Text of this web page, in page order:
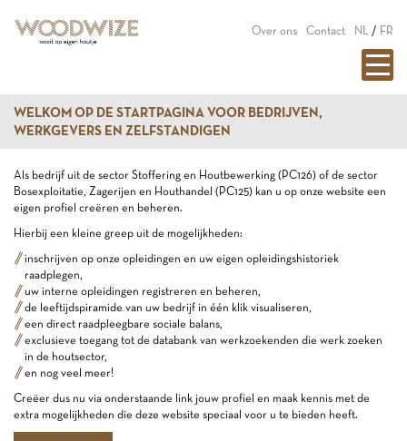
Over ons Contact NL / FR
WELKOM OP DE STARTPAGINA VOOR BEDRIJVEN,
WERKGEVERS EN ZELFSTANDIGEN
Als bedrijf uit de sector Stoffering en Houtbewerking (PC126) of de sector
Bosexploitatie, Zagerijen en Houthandel (PC125) kan u op onze website een
eigen profiel creëren en beheren.
Hierbij een kleine greep uit de mogelijkheden:
inschrijven op onze opleidingen en uw eigen opleidingshistoriek
raadplegen,
uw interne opleidingen registreren en beheren,
de leeftijdspiramide van uw bedrijf in één klik visualiseren,
een direct raadpleegbare sociale balans,
exclusieve toegang tot de databank van werkzoekenden die werk zoeken
in de houtsector,
en nog veel meer!
Creëer dus nu via onderstaande link jouw profiel en maak kennis met de
extra mogelijkheden die deze website speciaal voor u te bieden heeft.